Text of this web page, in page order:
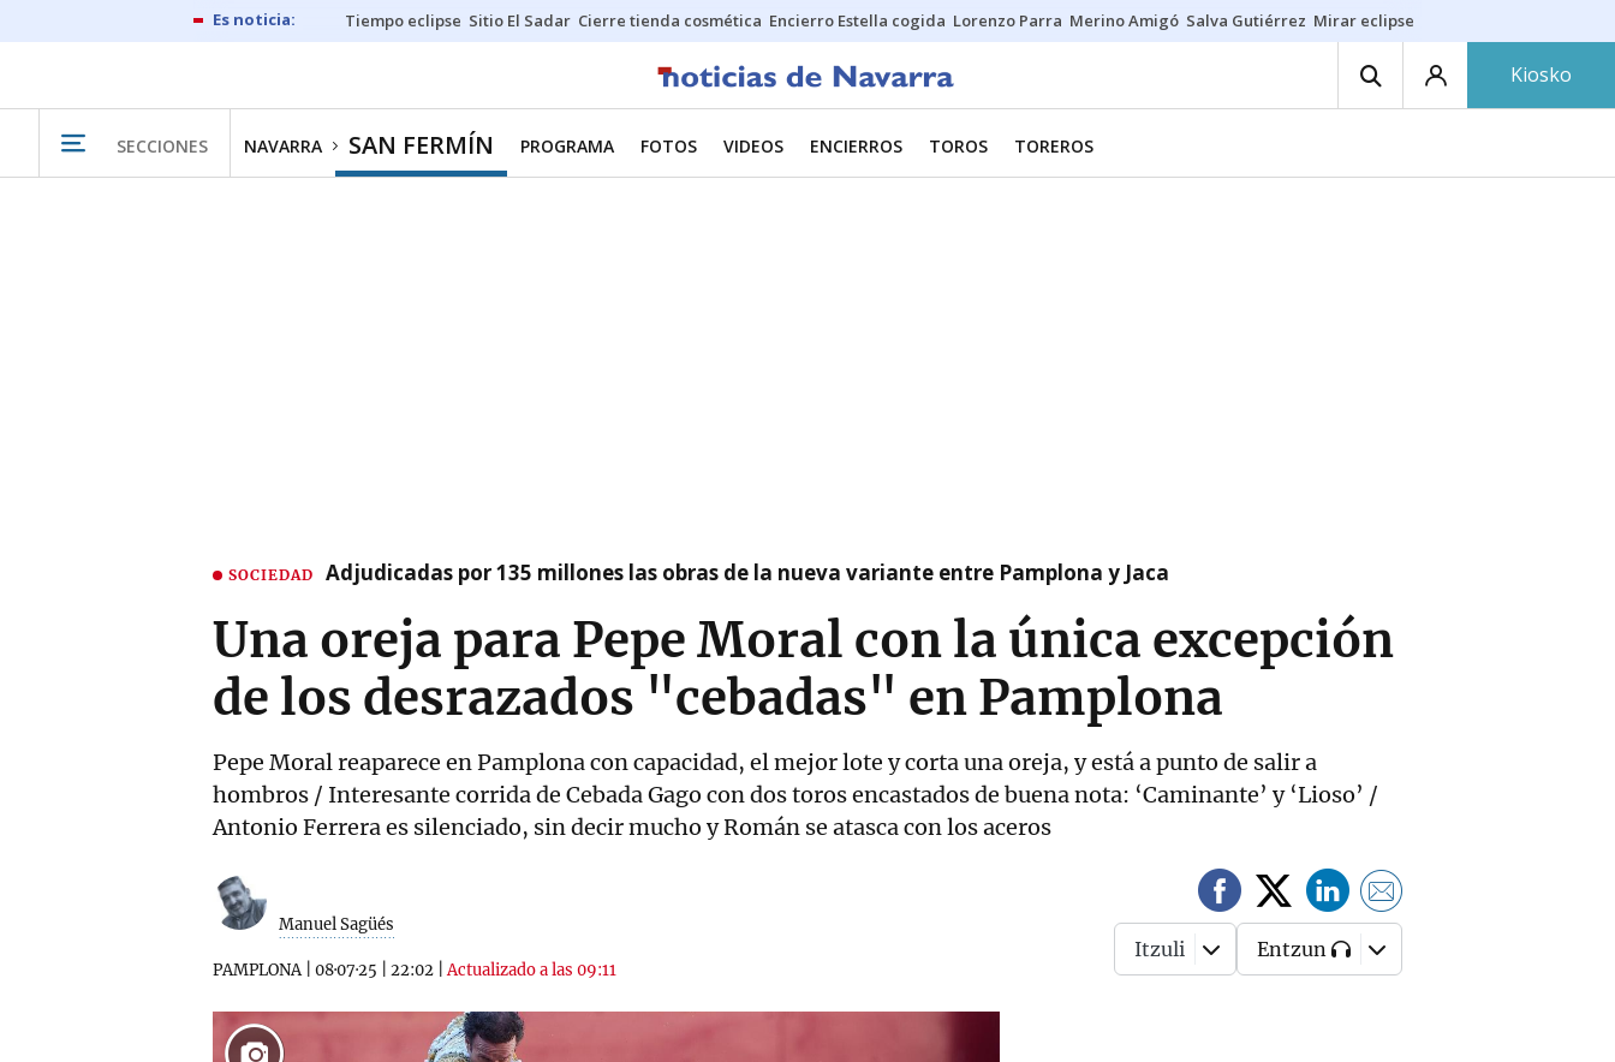
Tiempo eclipse Sitio El Sadar Cierre tienda cosmética Encierro Estella cogida Lorenzo Parra Merino Amigó Salva Gutiérrez Mirar eclipse
Kiosko
SECCIONES NAVARRA SAN FERMÍN PROGRAMA FOTOS VIDEOS ENCIERROS TOROS TOREROS
SOCIEDAD Adjudicadas por 135 millones las obras de la nueva variante entre Pamplona y Jaca
Una oreja para Pepe Moral con la única excepción
de los desrazados "cebadas" en Pamplona
Pepe Moral reaparece en Pamplona con capacidad, el mejor lote y corta una oreja, y está a punto de salir a
hombros / Interesante corrida de Cebada Gago con dos toros encastados de buena nota: ‘Caminante’ y ‘Lioso’ /
Antonio Ferrera es silenciado, sin decir mucho y Román se atasca con los aceros
Manuel Sagüés
PAMPLONA| 08·07·25 22:02 |Actualizado a las 09:11
Itzuli Entzun